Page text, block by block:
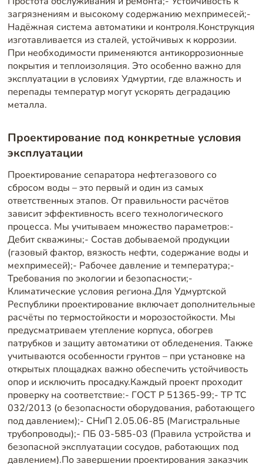
загрязнениям и высокому содержанию мехпримесей;-
Надёжная система автоматики и контроля.Конструкция
изготавливается из сталей, устойчивых к коррозии.
При необходимости применяются антикоррозионные
покрытия и теплоизоляция. Это особенно важно для
эксплуатации в условиях Удмуртии, где влажность и
перепады температур могут ускорять деградацию
металла.
Проектирование под конкретные условия
эксплуатации
Проектирование сепаратора нефтегазового со
сбросом воды – это первый и один из самых
ответственных этапов. От правильности расчётов
зависит эффективность всего технологического
процесса. Мы учитываем множество параметров:-
Дебит скважины;- Состав добываемой продукции
(газовый фактор, вязкость нефти, содержание воды и
мехпримесей);- Рабочее давление и температура;-
Требования по экологии и безопасности;-
Климатические условия региона.Для Удмуртской
Республики проектирование включает дополнительные
расчёты по термостойкости и морозостойкости. Мы
предусматриваем утепление корпуса, обогрев
патрубков и защиту автоматики от обледенения. Также
учитываются особенности грунтов – при установке на
открытых площадках важно обеспечить устойчивость
опор и исключить просадку.Каждый проект проходит
проверку на соответствие:- ГОСТ Р 51365-99;- ТР ТС
032/2013 (о безопасности оборудования, работающего
под давлением);- СНиП 2.05.06-85 (Магистральные
трубопроводы);- ПБ 03-585-03 (Правила устройства и
безопасной эксплуатации сосудов, работающих под
давлением).По завершении проектирования заказчик